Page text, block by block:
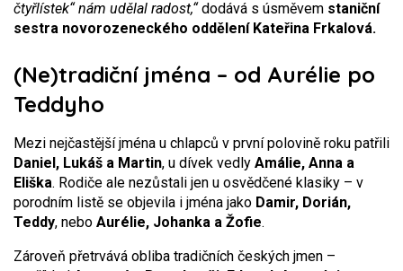
čtyřlístek“ nám udělal radost,“dodává s úsměvem staniční
sestra novorozeneckého oddělení Kateřina Frkalová.
(Ne)tradiční jména – od Aurélie po
Teddyho
Mezi nejčastější jména u chlapců v první polovině roku patřili
Daniel, Lukáš a Martin, u dívek vedly Amálie, Anna a
Eliška. Rodiče ale nezůstali jen u osvědčené klasiky – v
porodním listě se objevila i jména jako Damir, Dorián,
Teddy, nebo Aurélie, Johanka a Žofie.
Zároveň přetrvává obliba tradičních českých jmen –